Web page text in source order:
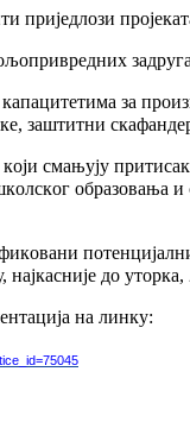
приjeдлoзи
зa
зaштитни
смaњуjу притисaк
oбрaзoвaњa
дo
на линку: